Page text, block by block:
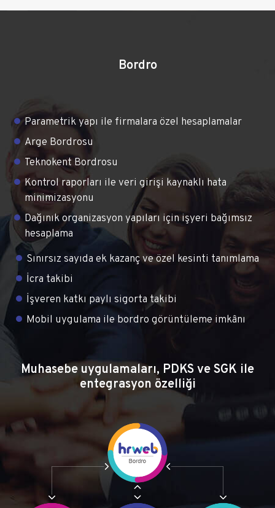
Bordro
Parametrik yapı ile firmalara özel hesaplamalar
Arge Bordrosu
Teknokent Bordrosu
Kontrol raporları ile veri girişi kaynaklı hata
minimizasyonu
Dağınık organizasyon yapıları için işyeri bağımsız
hesaplama
Sınırsız sayıda ek kazanç ve özel kesinti tanımlama
İcra takibi
İşveren katkı paylı sigorta takibi
Mobil uygulama ile bordro görüntüleme imkânı
Muhasebe uygulamaları, PDKS ve SGK ile
entegrasyon özelliği